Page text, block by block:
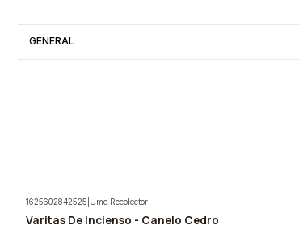
GENERAL
-5%
1625602842525 Umo Recolector
Varitas De Incienso - Canelo Cedro